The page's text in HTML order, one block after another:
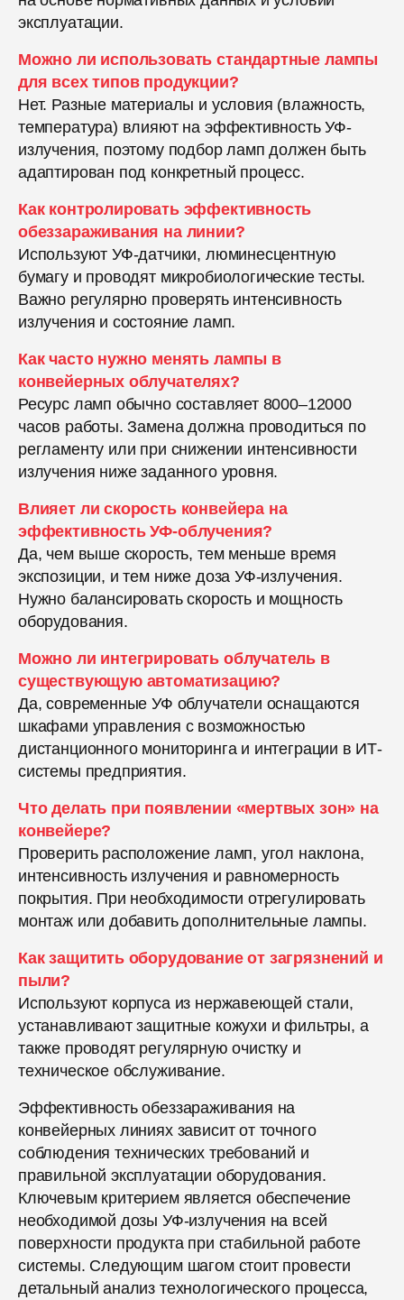
эксплуатации.
Можно ли использовать стандартные лампы
для всех типов продукции?
Нет. Разные материалы и условия (влажность,
температура) влияют на эффективность УФ-
излучения, поэтому подбор ламп должен быть
адаптирован под конкретный процесс.
Как контролировать эффективность
обеззараживания на линии?
Используют УФ-датчики, люминесцентную
бумагу и проводят микробиологические тесты.
Важно регулярно проверять интенсивность
излучения и состояние ламп.
Как часто нужно менять лампы в
конвейерных облучателях?
Ресурс ламп обычно составляет 8000–12000
часов работы. Замена должна проводиться по
регламенту или при снижении интенсивности
излучения ниже заданного уровня.
Влияет ли скорость конвейера на
эффективность УФ-облучения?
Да, чем выше скорость, тем меньше время
экспозиции, и тем ниже доза УФ-излучения.
Нужно балансировать скорость и мощность
оборудования.
Можно ли интегрировать облучатель в
существующую автоматизацию?
Да, современные УФ облучатели оснащаются
шкафами управления с возможностью
дистанционного мониторинга и интеграции в ИТ-
системы предприятия.
Что делать при появлении «мертвых зон» на
конвейере?
Проверить расположение ламп, угол наклона,
интенсивность излучения и равномерность
покрытия. При необходимости отрегулировать
монтаж или добавить дополнительные лампы.
Как защитить оборудование от загрязнений и
пыли?
Используют корпуса из нержавеющей стали,
устанавливают защитные кожухи и фильтры, а
также проводят регулярную очистку и
техническое обслуживание.
Эффективность обеззараживания на
конвейерных линиях зависит от точного
соблюдения технических требований и
правильной эксплуатации оборудования.
Ключевым критерием является обеспечение
необходимой дозы УФ-излучения на всей
поверхности продукта при стабильной работе
системы. Следующим шагом стоит провести
детальный анализ технологического процесса,